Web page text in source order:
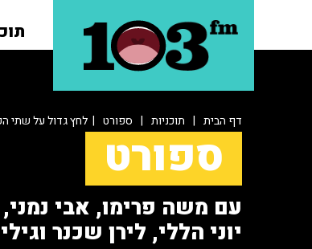
דף הבית | תוכניות | ספורט | לחץ גדול על שתי
ספורט
עם משה פרימו, אבי נמני,
יוני הללי, לירן שכנר